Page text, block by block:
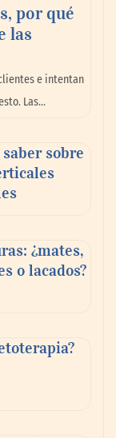
presencia
en
objetivo
en un 51
por qué
las
e intentan
Las…
sobre
¿mates,
o lacados?